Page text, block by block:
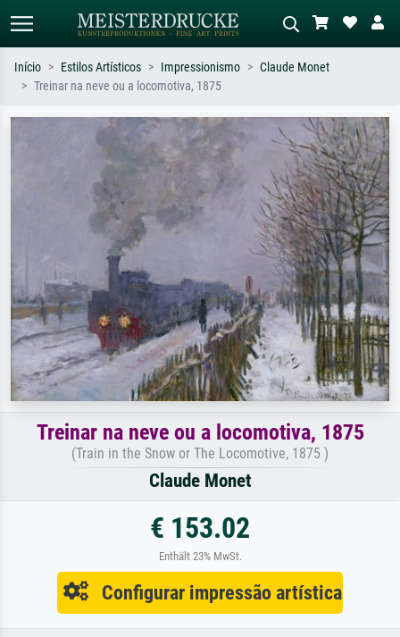
Pesquise por artista, título ou estilo –
ex: Monet, Noite Estrelada,
impressionismo, onda de Hokusai, nu.
Descreva a cena – ex: prado verde,
abstrato com muito vermelho, pintura
a óleo escura, nu em pé ao lado de
uma árvore.
Início Estilos Artísticos Impressionismo
Claude Monet
Treinar na neve ou a locomotiva, 1875
Treinar na neve ou a locomotiva, 1875
(Train in the Snow or The Locomotive, 1875 )
Claude Monet
€ 153.02
Enthält 23% MwSt.
Configurar impressão artística